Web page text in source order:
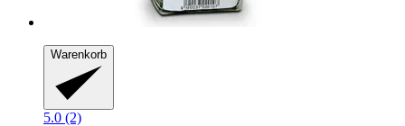
Warenkorb
5.0 (2)